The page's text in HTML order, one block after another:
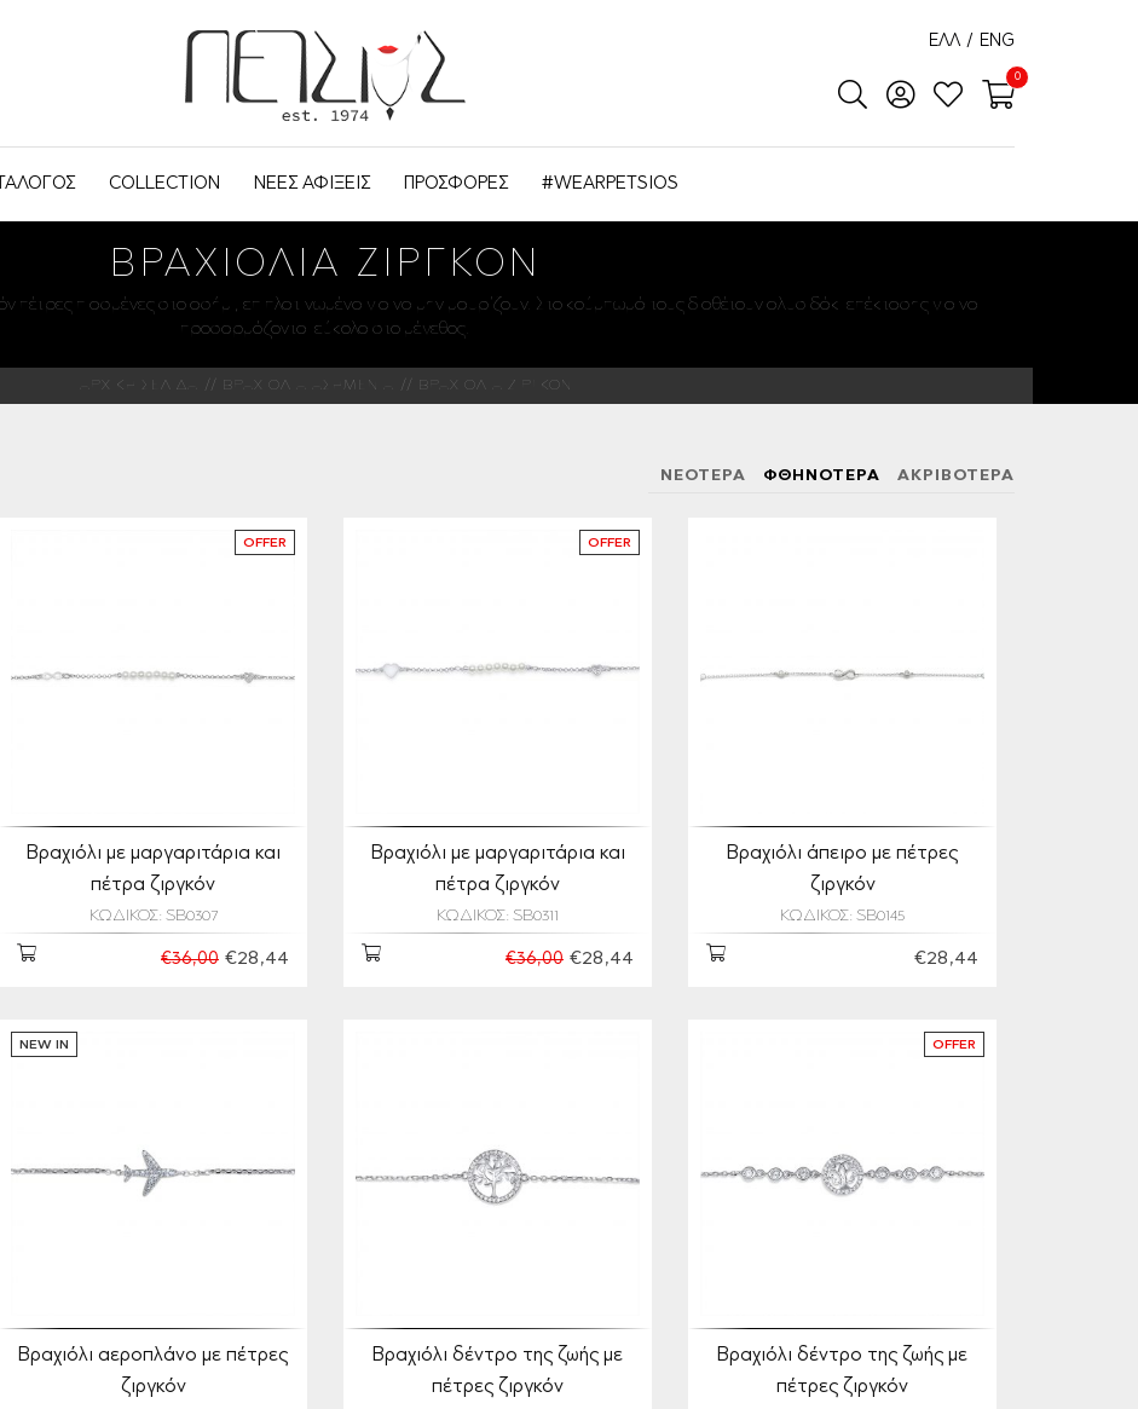
ΕΛΛ / ENG
0
COLLECTION ΝΕΕΣ ΑΦΙΞΕΙΣ ΠΡΟΣΦΟΡΕΣ #WEARPETSIOS
ΒΡΑΧΙΌΛΙΑ ΖΙΡΓΚΌΝ
πέτρες πιασμένες στο ασήμι, επιπλατινωμένα για να μην μαυρίζουν. Στο κούμπωμά τους διαθέτουν αλυσιδάκι επέκτασης για να
προσαρμόζονται εύκολα στο μέγεθος.
ΑΡΧΙΚΗ ΣΕΛΙΔΑ ΒΡΑΧΙΟΛΙΑ ΑΣΗΜΕΝΙΑ ΒΡΑΧΙΟΛΙΑ ΖΙΡΓΚΟΝ
ΝΕΟΤΕΡΑ ΦΘΗΝΟΤΕΡΑ ΑΚΡΙΒΟΤΕΡΑ
OFFER
Βραχιόλι με μαργαριτάρια και
πέτρα ζιργκόν
ΚΩΔΙΚΟΣ: SB0307
€28,44
€36,00
OFFER
Βραχιόλι με μαργαριτάρια και
πέτρα ζιργκόν
ΚΩΔΙΚΟΣ: SB0311
€28,44
€36,00
Βραχιόλι άπειρο με πέτρες
ζιργκόν
ΚΩΔΙΚΟΣ: SB0145
€28,44
NEW IN
Βραχιόλι αεροπλάνο με πέτρες
ζιργκόν
Βραχιόλι δέντρο της ζωής με
πέτρες ζιργκόν
OFFER
Βραχιόλι δέντρο της ζωής με
πέτρες ζιργκόν